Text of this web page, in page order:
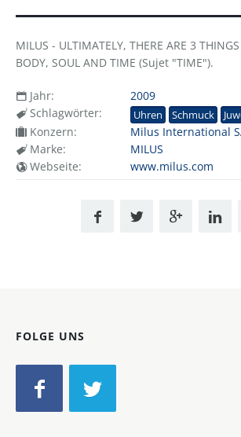
MILUS - ULTIMATELY, THERE ARE 3
BODY, SOUL AND TIME (Sujet "TIME").
Jahr:
2009
Schlagwörter:
Uhren Schmuck
Konzern:
Milus International
Marke:
MILUS
Webseite:
www.milus.com
FOLGE UNS